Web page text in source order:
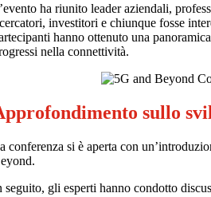
ha riunito leader aziendali,
investitori e chiunque fosse
hanno ottenuto una
nella connettività.
sullo
conferenza si è aperta con
seguito, gli esperti hanno condotto